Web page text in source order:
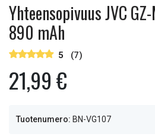
Yhteensopivuus JVC
890 mAh
5 (7)
21,99 €
Tuotenumero: BN-VG107